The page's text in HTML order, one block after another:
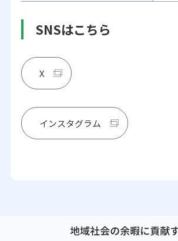
SNSはこちら
X
インスタグラム